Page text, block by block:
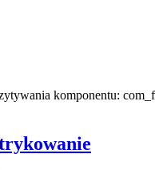
komponentu: